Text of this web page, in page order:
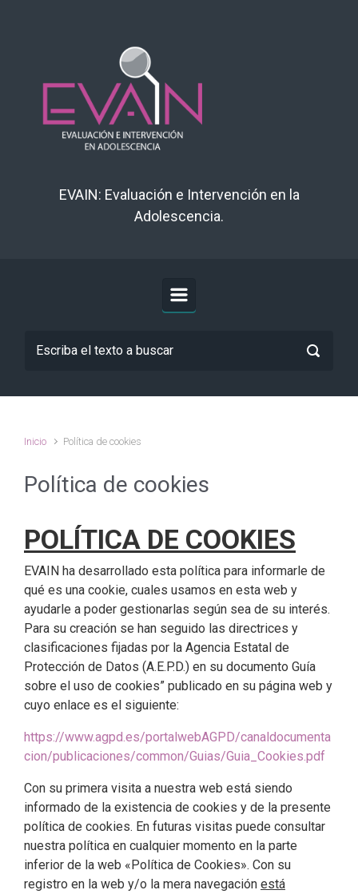
EVAIN: Evaluación e Intervención en la
Adolescencia.
Inicio Política de cookies
Política de cookies
POLÍTICA DE COOKIES
EVAIN ha desarrollado esta política para informarle de
qué es una cookie, cuales usamos en esta web y
ayudarle a poder gestionarlas según sea de su interés.
Para su creación se han seguido las directrices y
clasificaciones fijadas por la Agencia Estatal de
Protección de Datos (A.E.P.D.) en su documento Guía
sobre el uso de cookies” publicado en su página web y
cuyo enlace es el siguiente:
https://www.agpd.es/portalwebAGPD/canaldocumenta
cion/publicaciones/common/Guias/Guia_Cookies.pdf
Con su primera visita a nuestra web está siendo
informado de la existencia de cookies y de la presente
política de cookies. En futuras visitas puede consultar
nuestra política en cualquier momento en la parte
inferior de la web «Política de Cookies». Con su
registro en la web y/o la mera navegación está